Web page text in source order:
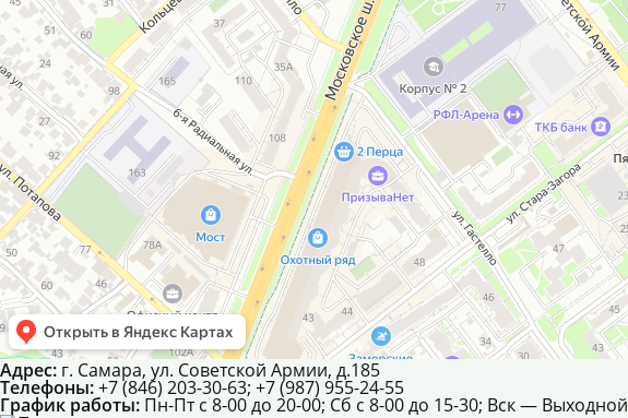
Адрес: г. Самара, ул. Советской Армии, д.185
Телефоны:+7 (846) 203-30-63; +7 (987) 955-24-55
График работы: Пн-Пт с 8-00 до 20-00; Сб с 8-00 до 15-30; Вск — Выходной